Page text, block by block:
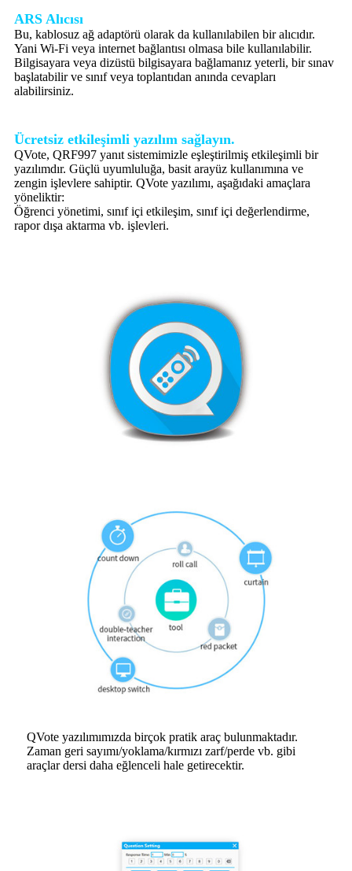
ARS Alıcısı
Bu, kablosuz ağ adaptörü olarak da kullanılabilen bir alıcıdır.
Yani Wi-Fi veya internet bağlantısı olmasa bile kullanılabilir.
Bilgisayara veya dizüstü bilgisayara bağlamanız yeterli, bir sınav
başlatabilir ve sınıf veya toplantıdan anında cevapları
alabilirsiniz.
Ücretsiz etkileşimli yazılım sağlayın.
QVote, QRF997 yanıt sistemimizle eşleştirilmiş etkileşimli bir
yazılımdır. Güçlü uyumluluğa, basit arayüz kullanımına ve
zengin işlevlere sahiptir. QVote yazılımı, aşağıdaki amaçlara
yöneliktir:
Öğrenci yönetimi, sınıf içi etkileşim, sınıf içi değerlendirme,
rapor dışa aktarma vb. işlevleri.
QVote yazılımımızda birçok pratik araç bulunmaktadır.
Zaman geri sayımı/yoklama/kırmızı zarf/perde vb. gibi
araçlar dersi daha eğlenceli hale getirecektir.